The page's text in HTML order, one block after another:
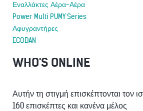
Εναλλάκτες Αέρα-Αέρα
Power Multi PUMY Series
Αφυγραντήρες
ECODAN
WHO'S ONLINE
Αυτήν τη στιγμή επισκέπτονται τον
160 επισκέπτες και κανένα μέλος